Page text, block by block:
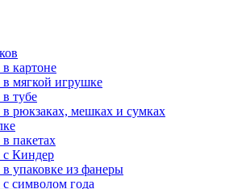
картоне
мягкой игрушке
тубе
рюкзаках, мешках и сумках
пакетах
Киндер
упаковке из фанеры
символом года